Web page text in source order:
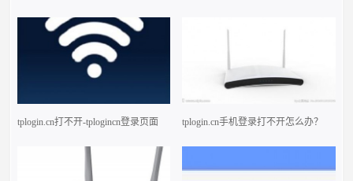
tplogin.cn打不开-tplogincn登录页面 tplogin.cn手机登录打不开怎么办？